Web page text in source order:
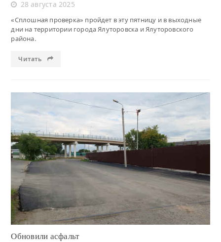
28 августа 2025
«Сплошная проверка» пройдет в эту пятницу и в выходные
дни на территории города Ялуторовска и Ялуторовского
района.
Читать
Обновили асфальт